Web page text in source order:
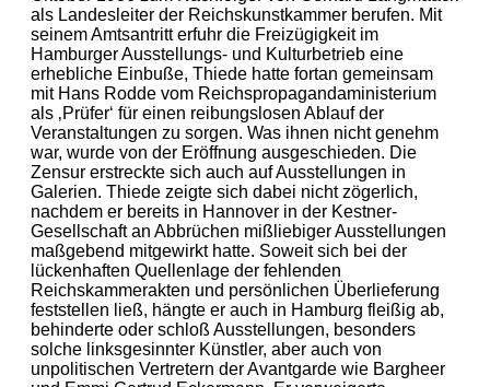
als Landesleiter der Reichskunstkammer berufen. Mit
seinem Amtsantritt erfuhr die Freizügigkeit im
Hamburger Ausstellungs- und Kulturbetrieb eine
erhebliche Einbuße, Thiede hatte fortan gemeinsam
mit Hans Rodde vom Reichspropagandaministerium
als ‚Prüfer‘ für einen reibungslosen Ablauf der
Veranstaltungen zu sorgen. Was ihnen nicht genehm
war, wurde von der Eröffnung ausgeschieden. Die
Zensur erstreckte sich auch auf Ausstellungen in
Galerien. Thiede zeigte sich dabei nicht zögerlich,
nachdem er bereits in Hannover in der Kestner-
Gesellschaft an Abbrüchen mißliebiger Ausstellungen
maßgebend mitgewirkt hatte. Soweit sich bei der
lückenhaften Quellenlage der fehlenden
Reichskammerakten und persönlichen Überlieferung
feststellen ließ, hängte er auch in Hamburg fleißig ab,
behinderte oder schloß Ausstellungen, besonders
solche linksgesinnter Künstler, aber auch von
unpolitischen Vertretern der Avantgarde wie Bargheer